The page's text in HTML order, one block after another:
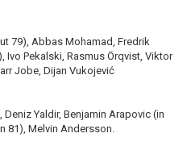
79), Abbas Mohamad, Fredrik
Ivo Pekalski, Rasmus Örqvist, Viktor
Jobe, Dijan Vukojević
Yaldir, Benjamin Arapovic (in
81), Melvin Andersson.